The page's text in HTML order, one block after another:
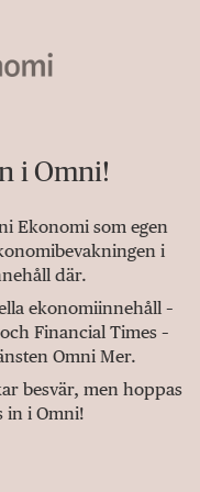
i Omni!
Ekonomi som egen
i
där.
ekonomiinnehåll –
Financial Times –
Omni Mer.
besvär, men hoppas
in i Omni!